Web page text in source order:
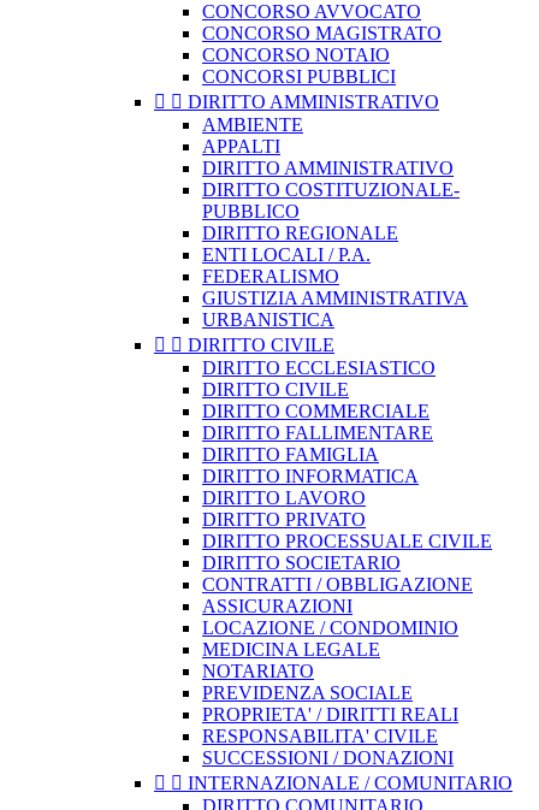
CONCORSO AVVOCATO
CONCORSO MAGISTRATO
CONCORSO NOTAIO
CONCORSI PUBBLICI
  DIRITTO AMMINISTRATIVO
AMBIENTE
APPALTI
DIRITTO AMMINISTRATIVO
DIRITTO COSTITUZIONALE-
PUBBLICO
DIRITTO REGIONALE
ENTI LOCALI / P.A.
FEDERALISMO
GIUSTIZIA AMMINISTRATIVA
URBANISTICA
  DIRITTO CIVILE
DIRITTO ECCLESIASTICO
DIRITTO CIVILE
DIRITTO COMMERCIALE
DIRITTO FALLIMENTARE
DIRITTO FAMIGLIA
DIRITTO INFORMATICA
DIRITTO LAVORO
DIRITTO PRIVATO
DIRITTO PROCESSUALE CIVILE
DIRITTO SOCIETARIO
CONTRATTI / OBBLIGAZIONE
ASSICURAZIONI
LOCAZIONE / CONDOMINIO
MEDICINA LEGALE
NOTARIATO
PREVIDENZA SOCIALE
PROPRIETA' / DIRITTI REALI
RESPONSABILITA' CIVILE
SUCCESSIONI / DONAZIONI
  INTERNAZIONALE / COMUNITARIO
DIRITTO COMUNITARIO